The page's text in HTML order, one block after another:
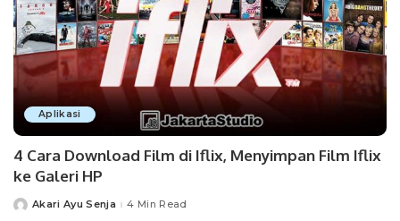
Aplikasi
4 Cara Download Film di Iflix, Menyimpan Film Iflix
ke Galeri HP
PostedAkari Ayu Senja 4 Min Read